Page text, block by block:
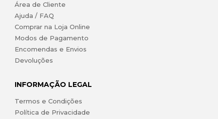
Área de Cliente
Ajuda / FAQ
Comprar na Loja Online
Modos de Pagamento
Encomendas e Envios
Devoluções
INFORMAÇÃO LEGAL
Termos e Condições
Política de Privacidade